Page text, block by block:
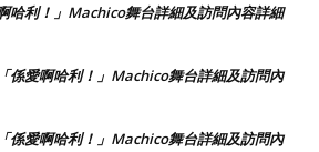
哈利！」Machico舞台詳細及訪問內容詳細
「係愛啊哈利！」Machico舞台詳細及訪問內
「係愛啊哈利！」Machico舞台詳細及訪問內